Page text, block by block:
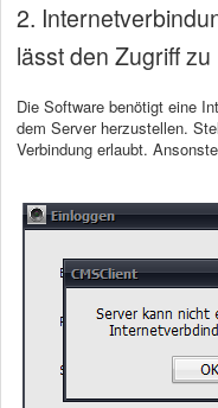
2.
lässt den Zugriff zu
Die Software benötigt eine
dem Server herzustellen.
Verbindung erlaubt.